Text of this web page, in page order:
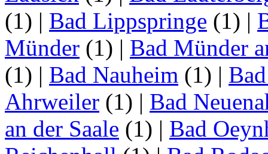
(1) | Bad Lippspringe (1) |
Münder (1) | Bad Münder
(1) | Bad Nauheim (1) |
Ahrweiler (1) | Bad
an der Saale (1) | Bad